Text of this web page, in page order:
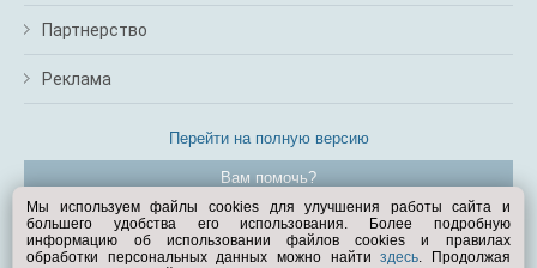
Партнерство
Реклама
Перейти на полную версию
Вам помочь?
© Exist.ru 1998—2026
Мы используем файлы cookies для улучшения работы сайта и
большего удобства его использования. Более подробную
информацию об использовании файлов cookies и правилах
обработки персональных данных можно найтиздесь. Продолжая